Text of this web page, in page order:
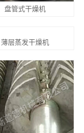
盘管式干燥机
薄层蒸发干燥机